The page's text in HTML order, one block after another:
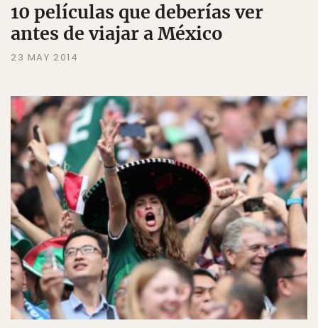
10 películas que deberías ver
antes de viajar a México
23 MAY 2014